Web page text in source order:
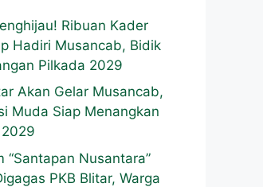
Ribuan Kader
Hadiri Musancab, Bidik
Pilkada 2029
Akan Gelar Musancab,
Muda Siap Menangkan
“Santapan Nusantara”
PKB Blitar, Warga